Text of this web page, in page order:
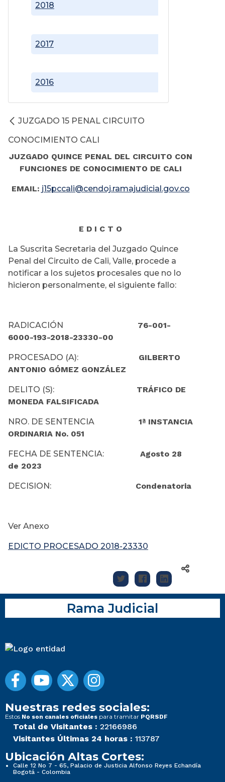
2016
2017
2018
JUZGADO 15 PENAL CIRCUITO
CONOCIMIENTO CALI
JUZGADO QUINCE PENAL DEL CIRCUITO CON
FUNCIONES DE CONOCIMIENTO DE CALI
EMAIL: j15pccali@cendoj.ramajudicial.gov.co
E D I C T O
La Suscrita Secretaria del Juzgado Quince
Penal del Circuito de Cali, Valle, procede a
notificar a los sujetos procesales que no lo
hicieron personalmente, el siguiente fallo:
RADICACIÓN 76-001-
6000-193-2018-23330-00
PROCESADO (A): GILBERTO
ANTONIO GÓMEZ GONZÁLEZ
DELITO (S): TRÁFICO DE
MONEDA FALSIFICADA
NRO. DE SENTENCIA 1ª INSTANCIA
ORDINARIA No. 051
FECHA DE SENTENCIA: Agosto 28
de 2023
DECISION: Condenatoria
Ver Anexo
EDICTO PROCESADO 2018-23330
Rama Judicial
Nuestras redes sociales:
Estos No son canales oficiales para tramitar PQRSDF
Total de Visitantes : 22166986
Visitantes Últimas 24 horas : 113787
Ubicación Altas Cortes:
Calle 12 No 7 - 65, Palacio de Justicia Alfonso Reyes Echandía
Bogotá - Colombia